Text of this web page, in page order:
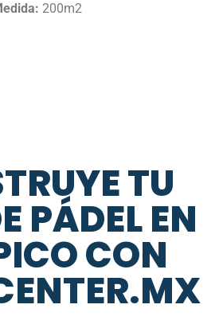
200m2
TU
PÁDEL EN
CON